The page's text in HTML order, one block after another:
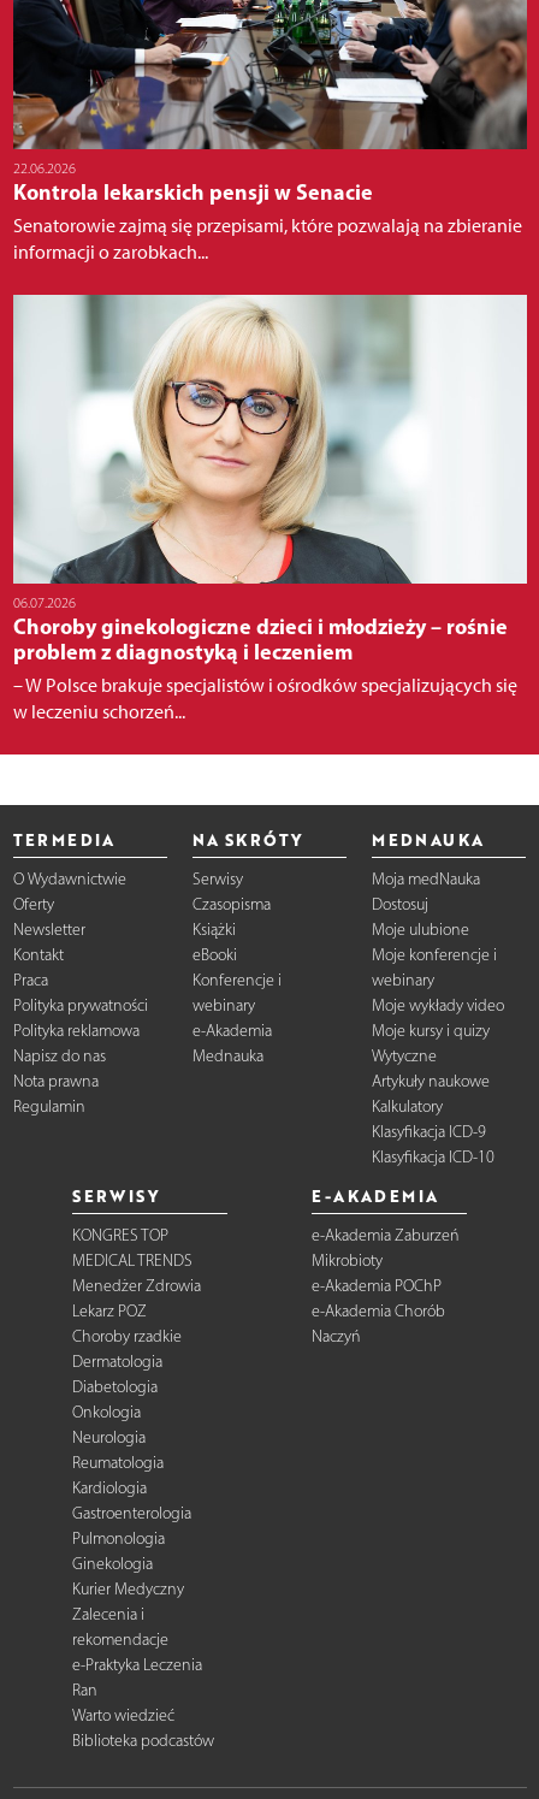
22.06.2026
Kontrola lekarskich pensji w Senacie
Senatorowie zajmą się przepisami, które pozwalają na zbieranie
informacji o zarobkach...
06.07.2026
Choroby ginekologiczne dzieci i młodzieży – rośnie
problem z diagnostyką i leczeniem
– W Polsce brakuje specjalistów i ośrodków specjalizujących się
w leczeniu schorzeń...
TERMEDIA
O Wydawnictwie
Oferty
Newsletter
Kontakt
Praca
Polityka prywatności
Polityka reklamowa
Napisz do nas
Nota prawna
Regulamin
NA SKRÓTY
Serwisy
Czasopisma
Książki
eBooki
Konferencje i
webinary
e-Akademia
Mednauka
MEDNAUKA
Moja medNauka
Dostosuj
Moje ulubione
Moje konferencje i
webinary
Moje wykłady video
Moje kursy i quizy
Wytyczne
Artykuły naukowe
Kalkulatory
Klasyfikacja ICD-9
Klasyfikacja ICD-10
SERWISY
KONGRES TOP
MEDICAL TRENDS
Menedżer Zdrowia
Lekarz POZ
Choroby rzadkie
Dermatologia
Diabetologia
Onkologia
Neurologia
Reumatologia
Kardiologia
Gastroenterologia
Pulmonologia
Ginekologia
Kurier Medyczny
Zalecenia i
rekomendacje
e-Praktyka Leczenia
Ran
Warto wiedzieć
Biblioteka podcastów
E-AKADEMIA
e-Akademia Zaburzeń
Mikrobioty
e-Akademia POChP
e-Akademia Chorób
Naczyń